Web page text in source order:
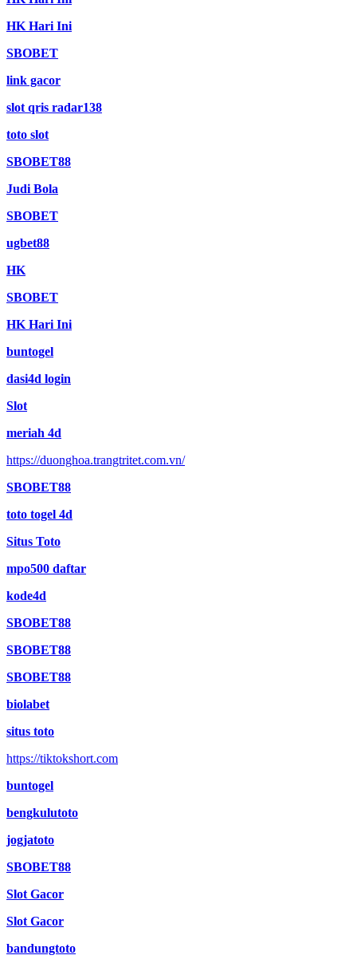
HK Hari Ini
SBOBET
link gacor
slot qris radar138
toto slot
SBOBET88
Judi Bola
SBOBET
ugbet88
HK
SBOBET
HK Hari Ini
buntogel
dasi4d login
Slot
meriah 4d
https://duonghoa.trangtritet.com.vn/
SBOBET88
toto togel 4d
Situs Toto
mpo500 daftar
kode4d
SBOBET88
SBOBET88
SBOBET88
biolabet
situs toto
https://tiktokshort.com
buntogel
bengkulutoto
jogjatoto
SBOBET88
Slot Gacor
Slot Gacor
bandungtoto